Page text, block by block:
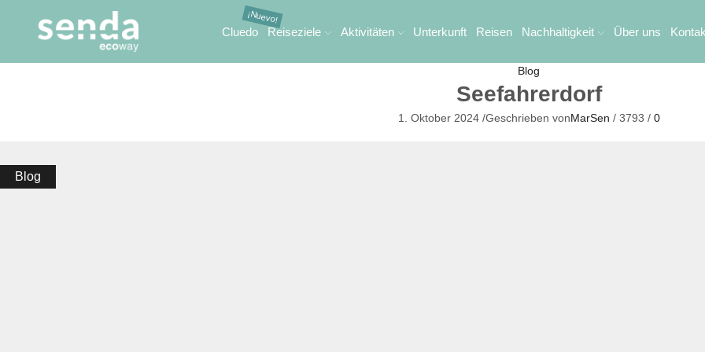
Cluedo Reiseziele Aktivitäten Unterkunft Reisen Nachhaltigkeit Über uns
Blog
Seefahrerdorf
1. Oktober 2024 /Geschrieben vonMarSen / 3793 / 0
Blog